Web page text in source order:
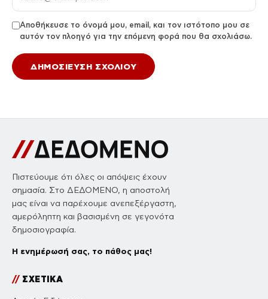
Αποθήκευσε το όνομά μου, email, και τον ιστότοπο μου σε
αυτόν τον πλοηγό για την επόμενη φορά που θα σχολιάσω.
Πιστεύουμε ότι όλες οι απόψεις έχουν
σημασία. Στο ΔΕΔΟΜΕΝΟ, η αποστολή
μας είναι να παρέχουμε ανεπεξέργαστη,
αμερόληπτη και βασισμένη σε γεγονότα
δημοσιογραφία.
Η ενημέρωσή σας, το πάθος μας!
//ΣΧΕΤΙΚΑ